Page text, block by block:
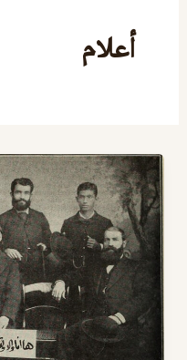
أعلام